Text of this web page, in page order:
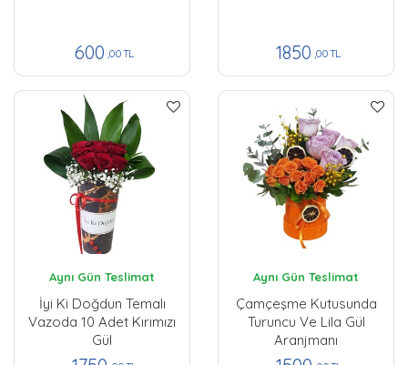
600 ,00 TL 1850 ,00 TL
Aynı Gün Teslimat
İyi Ki Doğdun Temalı
Vazoda 10 Adet Kırımızı
Gül
Aynı Gün Teslimat
Çamçeşme Kutusunda
Turuncu Ve Lila Gül
Aranjmanı